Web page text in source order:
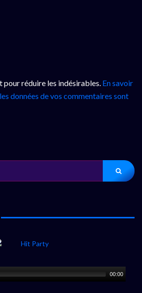
pour réduire les indésirables. En savoir
données de vos commentaires sont
00:00